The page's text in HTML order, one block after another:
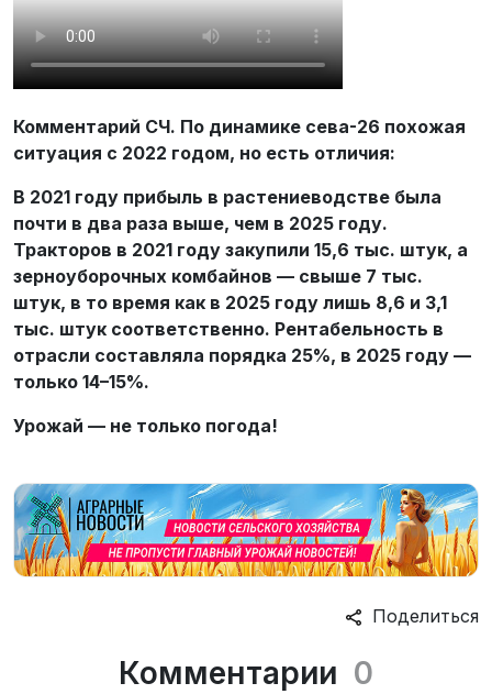
Комментарий СЧ. По динамике сева-26 похожая
ситуация с 2022 годом, но есть отличия:
В 2021 году прибыль в растениеводстве была
почти в два раза выше, чем в 2025 году.
Тракторов в 2021 году закупили 15,6 тыс. штук, а
зерноуборочных комбайнов — свыше 7 тыс.
штук, в то время как в 2025 году лишь 8,6 и 3,1
тыс. штук соответственно. Рентабельность в
отрасли составляла порядка 25%, в 2025 году —
только 14–15%.
Урожай — не только погода!
Поделиться
Комментарии 0